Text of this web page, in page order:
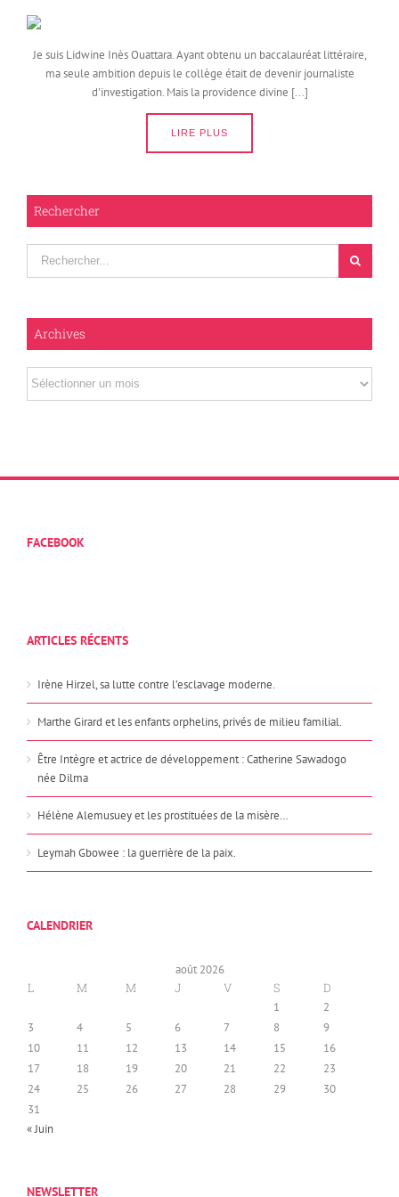
Je suis Lidwine Inès Ouattara. Ayant obtenu un baccalauréat littéraire,
ma seule ambition depuis le collège était de devenir journaliste
d'investigation. Mais la providence divine [...]
LIRE PLUS
Rechercher
Rechercher
Archives
Archives
FACEBOOK
ARTICLES RÉCENTS
Irène Hirzel, sa lutte contre l’esclavage moderne.
Marthe Girard et les enfants orphelins, privés de milieu familial.
Être Intègre et actrice de développement : Catherine Sawadogo
née Dilma
Hélène Alemusuey et les prostituées de la misère…
Leymah Gbowee : la guerrière de la paix.
CALENDRIER
août 2026
L M M J V S D
1
2
3
4 5 6 7 8
9
10
11 12 13 14 15
16
17
18 19 20 21 22
23
24
25 26 27 28 29
30
31
« Juin
NEWSLETTER